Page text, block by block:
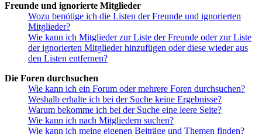
Freunde und ignorierte Mitglieder
Wozu benötige ich die Listen der Freunde und ignorierten
Mitglieder?
Wie kann ich Mitglieder zur Liste der Freunde oder zur Liste
der ignorierten Mitglieder hinzufügen oder diese wieder aus
den Listen entfernen?
Die Foren durchsuchen
Wie kann ich ein Forum oder mehrere Foren durchsuchen?
Weshalb erhalte ich bei der Suche keine Ergebnisse?
Warum bekomme ich bei der Suche eine leere Seite?
Wie kann ich nach Mitgliedern suchen?
Wie kann ich meine eigenen Beiträge und Themen finden?